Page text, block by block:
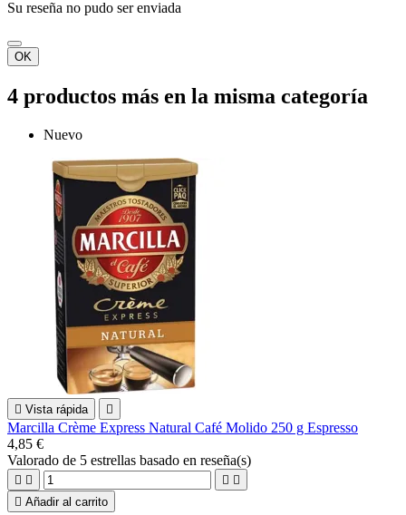
Su reseña no pudo ser enviada
OK
4 productos más en la misma categoría
Nuevo
 Vista rápida 
Marcilla Crème Express Natural Café Molido 250 g Espresso
4,85 €
Valorado de 5 estrellas basado en reseña(s)
   
 Añadir al carrito